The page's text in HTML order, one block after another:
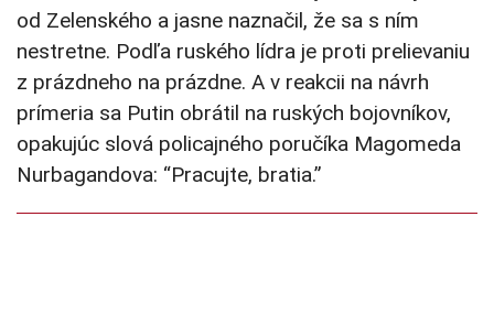
od Zelenského a jasne naznačil, že sa s ním
nestretne. Podľa ruského lídra je proti prelievaniu
z prázdneho na prázdne. A v reakcii na návrh
prímeria sa Putin obrátil na ruských bojovníkov,
opakujúc slová policajného poručíka Magomeda
Nurbagandova: “Pracujte, bratia.”